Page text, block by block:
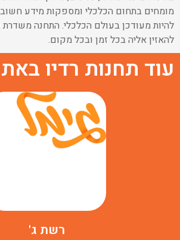
מומחים בתחום הכלכלי ומספקות מידע חשוב
להיות מעודכן בעולם הכלכלי. התחנה משדרת
להאזין אליה בכל זמן ובכל מקום.
עוד תחנות רדיו
רשת ג'